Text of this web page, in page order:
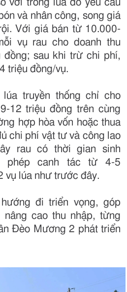
và nhân công, song giá
Với giá bán từ 10.000-
vụ rau cho doanh thu
đồng; sau khi trừ chi phí,
triệu đồng/vụ.
truyền thống chỉ cho
12 triệu đồng trên cùng
hợp hòa vốn hoặc thua
chi phí vật tư và công lao
rau có thời gian sinh
phép canh tác từ 4-5
vụ lúa như trước đây.
đi triển vọng, góp
cao thu nhập, từng
Đèo Mương 2 phát triển